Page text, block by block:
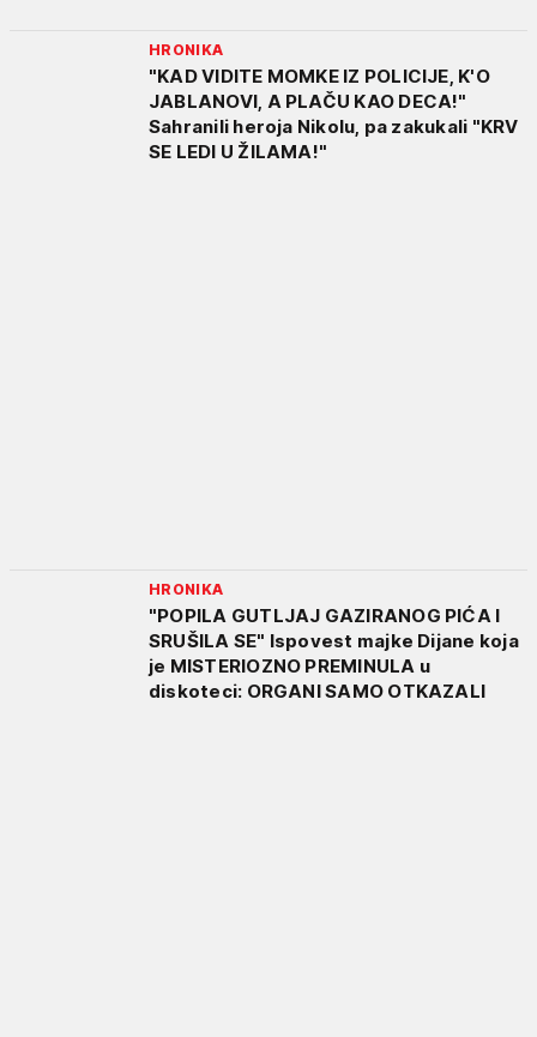
HRONIKA
"KAD VIDITE MOMKE IZ POLICIJE, K'O
JABLANOVI, A PLAČU KAO DECA!"
Sahranili heroja Nikolu, pa zakukali "KRV
SE LEDI U ŽILAMA!"
HRONIKA
"POPILA GUTLJAJ GAZIRANOG PIĆA I
SRUŠILA SE" Ispovest majke Dijane koja
je MISTERIOZNO PREMINULA u
diskoteci: ORGANI SAMO OTKAZALI